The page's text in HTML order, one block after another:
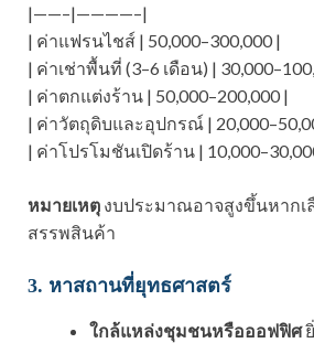
|——–|————–|
| ค่าแฟรนไชส์ | 50,000–300,000 |
| ค่าเช่าพื้นที่ (3–6 เดือน) |
| ค่าตกแต่งร้าน | 50,000–200,000 |
| ค่าวัตถุดิบและอุปกรณ์ |
| ค่าโปรโมชันเปิดร้าน |
หมายเหตุ งบประมาณอาจสูงขึ้นหากเ
สรรพสินค้า
3. หาสถานที่ยุทธศาสตร์
ใกล้แหล่งชุมชนหรือออฟฟิศ